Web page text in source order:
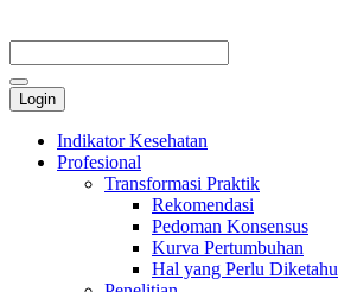
Login
Indikator Kesehatan
Profesional
Transformasi Praktik
Rekomendasi
Pedoman Konsensus
Kurva Pertumbuhan
Hal yang Perlu